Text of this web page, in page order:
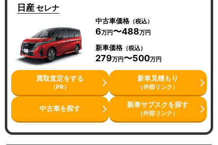
日産 セレナ
中古車価格（税込）
6万円〜488万円
新車価格（税込）
279万円〜500万円
買取査定をする
（PR）
新車見積もり
（外部リンク）
中古車を探す 新車サブスクを探す
（外部リンク）